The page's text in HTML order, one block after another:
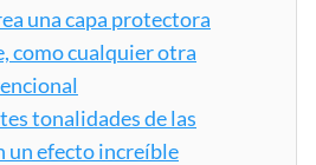
una capa protectora
como cualquier otra
tonalidades de las
un efecto increíble